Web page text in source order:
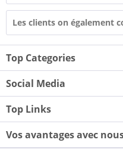
Les clients on également
Top Categories
Social Media
Top Links
Vos avantages avec